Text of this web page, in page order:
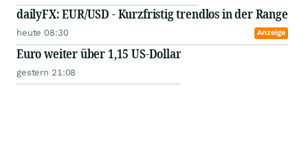
dailyFX: EUR/USD - Kurzfristig trendlos in der Range
heute 08:30 Anzeige
Euro weiter über 1,15 US-Dollar
gestern 21:08